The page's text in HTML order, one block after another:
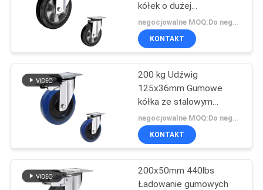
kółka poliuretanowe
kółka nylonowe
kółek o dużej
wytrzymałości z
aluminiowym rdzeniem
negocjowalne MOQ:Do negocjacji
KONTAKT
200 kg Udźwig
125x36mm Gumowe
kółka ze stalowym
wspornikiem
negocjowalne MOQ:Do negocjacji
KONTAKT
200x50mm 440lbs
Ładowanie gumowych